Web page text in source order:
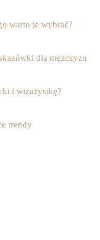
warto je wybrać?
dla mężczyzn
i wizażystkę?
trendy